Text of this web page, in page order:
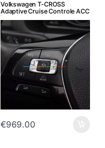
Volkswagen T-CROSS
Adaptive Cruise Controle ACC
incl. montage
€969.00